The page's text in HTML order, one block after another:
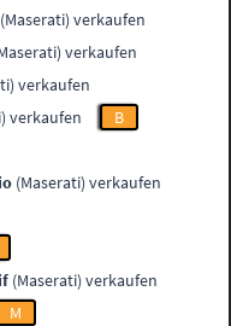
(Maserati) verkaufen
verkaufen
verkaufen
verkaufen
B
(Maserati) verkaufen
(Maserati) verkaufen
M